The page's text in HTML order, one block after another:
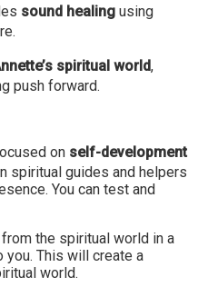
sound healing using
spiritual world,
push forward.
on self-development
spiritual guides and helpers
You can test and
the spiritual world in a
you. This will create a
world.